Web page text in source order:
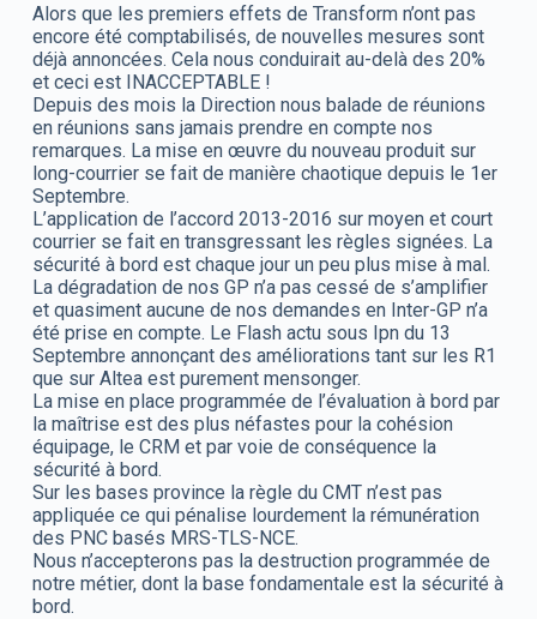
Alors que les premiers effets de Transform n’ont pas
encore été comptabilisés, de nouvelles mesures sont
déjà annoncées. Cela nous conduirait au-delà des 20%
et ceci est INACCEPTABLE !
Depuis des mois la Direction nous balade de réunions
en réunions sans jamais prendre en compte nos
remarques. La mise en œuvre du nouveau produit sur
long-courrier se fait de manière chaotique depuis le 1er
Septembre.
L’application de l’accord 2013-2016 sur moyen et court
courrier se fait en transgressant les règles signées. La
sécurité à bord est chaque jour un peu plus mise à mal.
La dégradation de nos GP n’a pas cessé de s’amplifier
et quasiment aucune de nos demandes en Inter-GP n’a
été prise en compte. Le Flash actu sous Ipn du 13
Septembre annonçant des améliorations tant sur les R1
que sur Altea est purement mensonger.
La mise en place programmée de l’évaluation à bord par
la maîtrise est des plus néfastes pour la cohésion
équipage, le CRM et par voie de conséquence la
sécurité à bord.
Sur les bases province la règle du CMT n’est pas
appliquée ce qui pénalise lourdement la rémunération
des PNC basés MRS-TLS-NCE.
Nous n’accepterons pas la destruction programmée de
notre métier, dont la base fondamentale est la sécurité à
bord.